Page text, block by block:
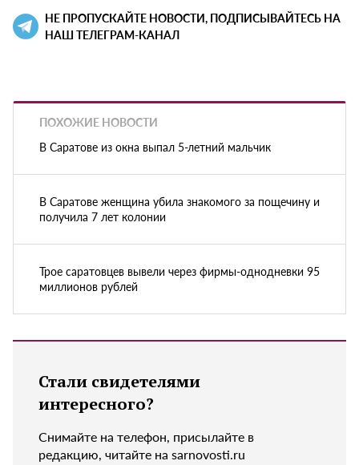
НЕ ПРОПУСКАЙТЕ НОВОСТИ, ПОДПИСЫВАЙТЕСЬ НА
НАШ ТЕЛЕГРАМ-КАНАЛ
ПОХОЖИЕ НОВОСТИ
В Саратове из окна выпал 5-летний мальчик
В Саратове женщина убила знакомого за пощечину и
получила 7 лет колонии
Трое саратовцев вывели через фирмы-однодневки 95
миллионов рублей
Стали свидетелями
интересного?
Снимайте на телефон, присылайте в
редакцию, читайте на sarnovosti.ru